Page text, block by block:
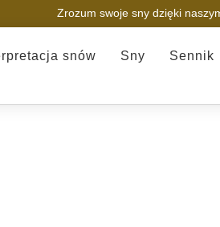
Zrozum swoje sny dzięki
snów Sny Sennik